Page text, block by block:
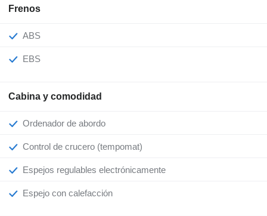
Frenos
ABS
EBS
Cabina y comodidad
Ordenador de abordo
Control de crucero (tempomat)
Espejos regulables electrónicamente
Espejo con calefacción